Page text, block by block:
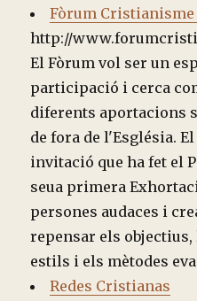
Fòrum Cristianisme
http://
El Fòrum vol ser un
participació i cerca
diferents aportacions
de fora de l'Església.
invitació que ha fet el
seua primera
persones audaces i
repensar els
estils i els mètodes
Redes Cristianas